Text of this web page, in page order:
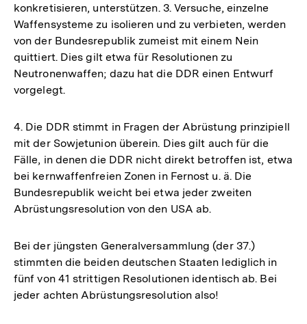
konkretisieren, unterstützen. 3. Versuche, einzelne
Waffensysteme zu isolieren und zu verbieten, werden
von der Bundesrepublik zumeist mit einem Nein
quittiert. Dies gilt etwa für Resolutionen zu
Neutronenwaffen; dazu hat die DDR einen Entwurf
vorgelegt.
4. Die DDR stimmt in Fragen der Abrüstung prinzipiell
mit der Sowjetunion überein. Dies gilt auch für die
Fälle, in denen die DDR nicht direkt betroffen ist, etwa
bei kernwaffenfreien Zonen in Fernost u. ä. Die
Bundesrepublik weicht bei etwa jeder zweiten
Abrüstungsresolution von den USA ab.
Bei der jüngsten Generalversammlung (der 37.)
stimmten die beiden deutschen Staaten lediglich in
fünf von 41 strittigen Resolutionen identisch ab. Bei
jeder achten Abrüstungsresolution also!